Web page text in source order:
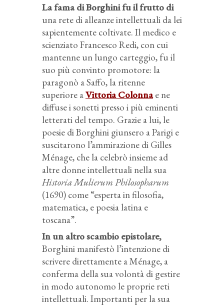
La fama di Borghini fu il frutto di
una rete di alleanze intellettuali da lei
sapientemente coltivate. Il medico e
scienziato Francesco Redi, con cui
mantenne un lungo carteggio, fu il
suo più convinto promotore: la
paragonò a Saffo, la ritenne
superiore aVittoria Colonnae ne
diffuse i sonetti presso i più eminenti
letterati del tempo. Grazie a lui, le
poesie di Borghini giunsero a Parigi e
suscitarono l’ammirazione di Gilles
Ménage, che la celebrò insieme ad
altre donne intellettuali nella sua
Historia Mulierum Philosopharum
(1690) come “esperta in filosofia,
matematica, e poesia latina e
toscana”.
In un altro scambio epistolare,
Borghini manifestò l’intenzione di
scrivere direttamente a Ménage, a
conferma della sua volontà di gestire
in modo autonomo le proprie reti
intellettuali. Importanti per la sua